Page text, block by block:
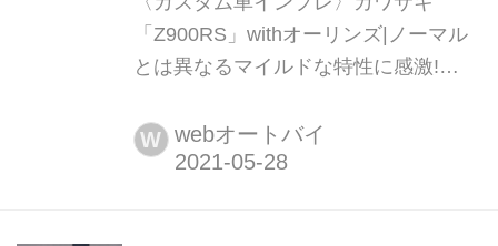
「Z900RS」withオーリンズ|ノーマル
とは異なるマイルドな特性に感激!
フロントフォーク用カートリッジキッ
ト&リヤショックを装着したカワサキ
W webオートバイ